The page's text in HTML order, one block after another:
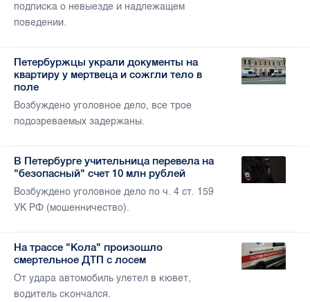
подписка о невыезде и надлежащем
поведении.
Петербуржцы украли документы на
квартиру у мертвеца и сожгли тело в
поле
Возбуждено уголовное дело, все трое
подозреваемых задержаны.
В Петербурге учительница перевела на
"безопасный" счет 10 млн рублей
Возбуждено уголовное дело по ч. 4 ст. 159
УК РФ (мошенничество).
На трассе "Кола" произошло
смертельное ДТП с лосем
От удара автомобиль улетел в кювет,
водитель скончался.